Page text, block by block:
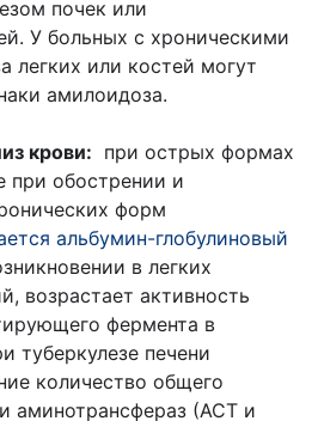
почек или
У больных с хроническими
легких или костей могут
амилоидоза.
крови: при острых формах
при обострении и
форм
альбумин-глобулиновый
в легких
возрастает активность
фермента в
туберкулезе печени
количество общего
аминотрансфераз (АСТ и